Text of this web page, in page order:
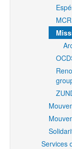
MCR
Services